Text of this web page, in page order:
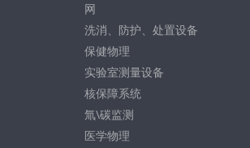
网
洗消、防护、处置设备
保健物理
实验室测量设备
核保障系统
氚\碳监测
医学物理